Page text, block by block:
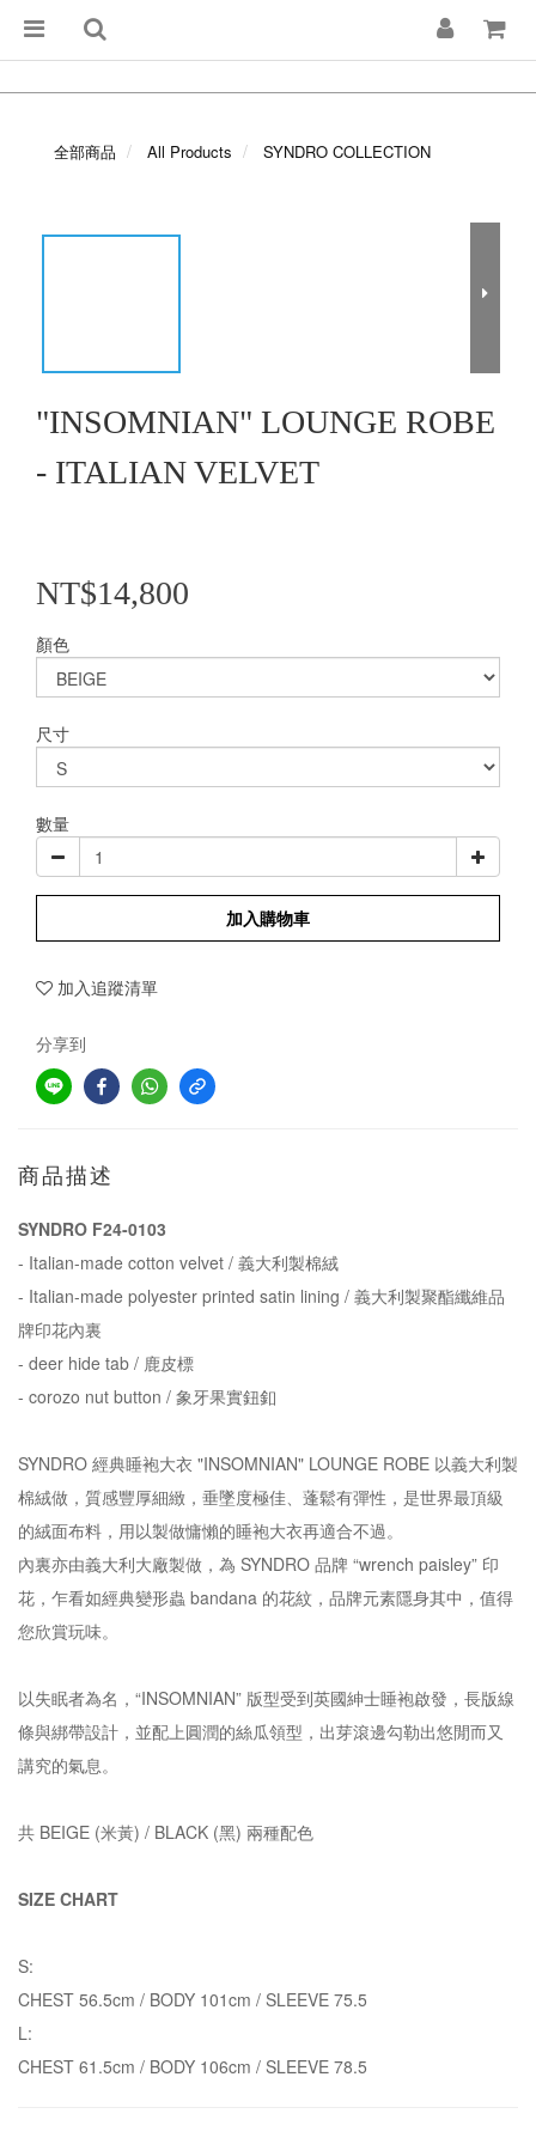
全部商品 All Products SYNDRO COLLECTION
"INSOMNIAN" LOUNGE ROBE
- ITALIAN VELVET
NT$14,800
顏色
尺寸
數量
加入購物車
加入追蹤清單
分享到
商品描述
SYNDRO F24-0103
- Italian-made cotton velvet / 義大利製棉絨
- Italian-made polyester printed satin lining / 義大利製聚酯纖維品
牌印花內裏
- deer hide tab / 鹿皮標
- corozo nut button / 象牙果實鈕釦
SYNDRO 經典睡袍大衣 "INSOMNIAN" LOUNGE ROBE 以義大利製
棉絨做，質感豐厚細緻，垂墜度極佳、蓬鬆有彈性，是世界最頂級
的絨面布料，用以製做慵懶的睡袍大衣再適合不過。
內裏亦由義大利大廠製做，為 SYNDRO 品牌 “wrench paisley” 印
花，乍看如經典變形蟲 bandana 的花紋，品牌元素隱身其中，值得
您欣賞玩味。
以失眠者為名，“INSOMNIAN” 版型受到英國紳士睡袍啟發，長版線
條與綁帶設計，並配上圓潤的絲瓜領型，出芽滾邊勾勒出悠閒而又
講究的氣息。
共 BEIGE (米黃) / BLACK (黑) 兩種配色
SIZE CHART
S:
CHEST 56.5cm / BODY 101cm / SLEEVE 75.5
L:
CHEST 61.5cm / BODY 106cm / SLEEVE 78.5